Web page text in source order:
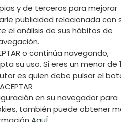
© 2024 Todos los
y de terceros para mejorar
publicidad relacionada con
el análisis de sus hábitos de
o continúa navegando,
su uso. Si eres un menor de
es quien debe pulsar el
ACEPTAR
en su navegador para
también puede obtener